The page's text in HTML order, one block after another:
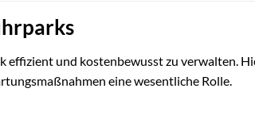
effizient und kostenbewusst zu verwalten.
eine wesentliche Rolle.